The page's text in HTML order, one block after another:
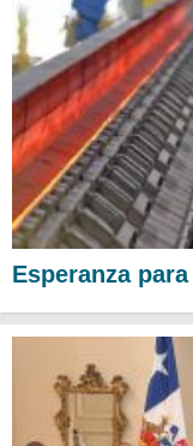
Esperanza